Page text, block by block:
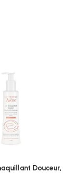
Douceur,